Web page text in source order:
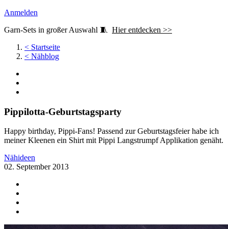
Anmelden
Garn-Sets in großer Auswahl 🧵 Hier entdecken >>
< Startseite
< Nähblog
Pippilotta-Geburtstagsparty
Happy birthday, Pippi-Fans! Passend zur Geburtstagsfeier habe ich
meiner Kleenen ein Shirt mit Pippi Langstrumpf Applikation genäht.
Nähideen
02. September 2013